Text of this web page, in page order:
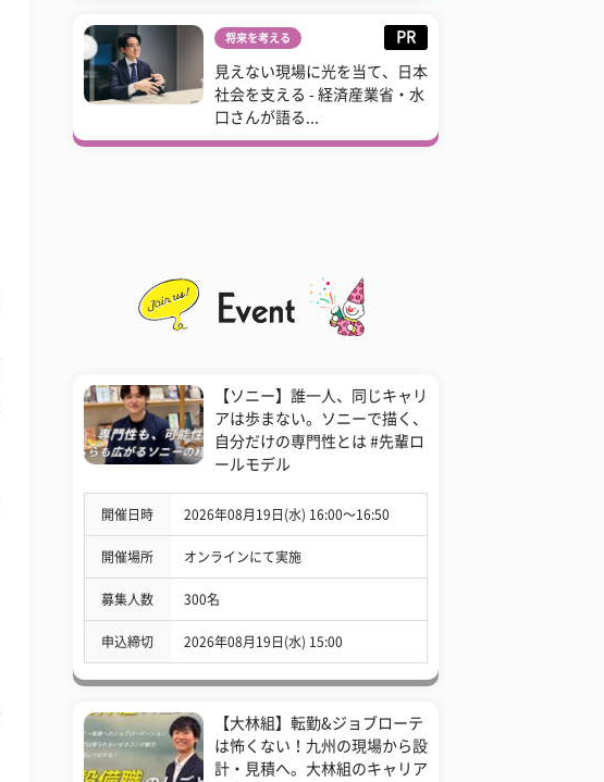
将来を考える PR
見えない現場に光を当て、日本
社会を支える - 経済産業省・水
口さんが語る...
【ソニー】誰一人、同じキャリ
アは歩まない。ソニーで描く、
自分だけの専門性とは #先輩ロ
ールモデル
開催日時 2026年08月19日(水) 16:00〜16:50
開催場所 オンラインにて実施
募集人数 300名
申込締切 2026年08月19日(水) 15:00
【大林組】転勤&ジョブローテ
は怖くない！九州の現場から設
計・見積へ。大林組のキャリア